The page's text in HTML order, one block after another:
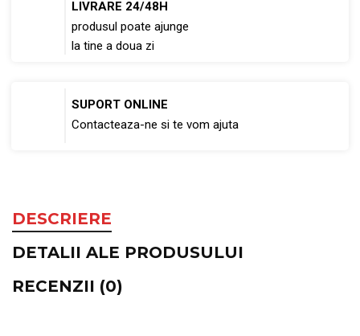
LIVRARE 24/48H
produsul poate ajunge
la tine a doua zi
SUPORT ONLINE
Contacteaza-ne si te vom ajuta
DESCRIERE
DETALII ALE PRODUSULUI
RECENZII (0)